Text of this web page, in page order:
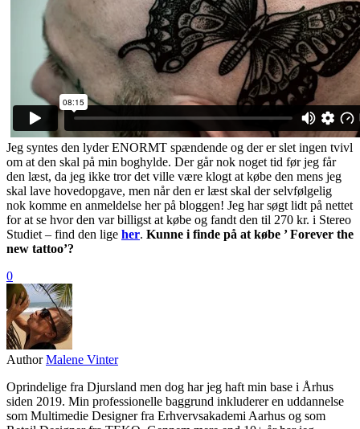
Jeg syntes den lyder ENORMT spændende og der er slet ingen tvivl
om at den skal på min boghylde. Der går nok noget tid før jeg får
den læst, da jeg ikke tror det ville være klogt at købe den mens jeg
skal lave hovedopgave, men når den er læst skal der selvfølgelig
nok komme en anmeldelse her på bloggen! Jeg har søgt lidt på nettet
for at se hvor den var billigst at købe og fandt den til 270 kr. i Stereo
Studiet – find den lige her. Kunne i finde på at købe ’ Forever the
new tattoo’?
0
Author Malene Vinter
Oprindelige fra Djursland men dog har jeg haft min base i Århus
siden 2019. Min professionelle baggrund inkluderer en uddannelse
som Multimedie Designer fra Erhvervsakademi Aarhus og som